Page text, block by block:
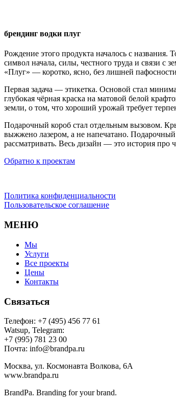
брендинг водки плуг
Рождение этого продукта началось с
символ начала, силы, честного труда и связи с
«Плуг» — коротко, ясно, без лишней
Первая задача — этикетка. Основой стал
глубокая чёрная краска на матовой белой
земли, о том, что хороший урожай требует
Подарочный короб стал отдельным вызовом.
выжжено лазером, а не напечатано.
рассматривать. Весь дизайн — это история про
Обратно к проектам
Политика конфиденциальности
Пользовательское соглашение
МЕНЮ
Мы
Услуги
Все проекты
Цены
Контакты
Связаться
Телефон: +7 (495) 456 77 61
Watsup, Telegram:
+7 (995) 781 23 00
Почта: info@brandpa.ru
Москва, ул. Космонавта Волкова, 6А
www.brandpa.ru
BrandPa. Branding for your brand.